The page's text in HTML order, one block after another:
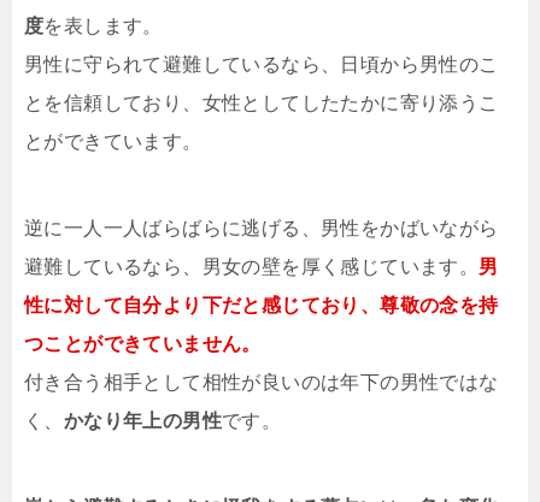
度を表します。
男性に守られて避難しているなら、日頃から男性のこ
とを信頼しており、女性としてしたたかに寄り添うこ
とができています。
逆に一人一人ばらばらに逃げる、男性をかばいながら
避難しているなら、男女の壁を厚く感じています。 男
性に対して自分より下だと感じており、尊敬の念を持
つことができていません。
付き合う相手として相性が良いのは年下の男性ではな
く、 かなり年上の男性です。